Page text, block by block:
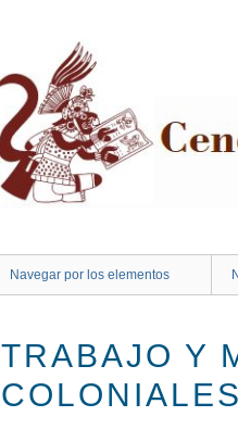
Navegar por los elementos
TRABAJO Y
COLONIALES